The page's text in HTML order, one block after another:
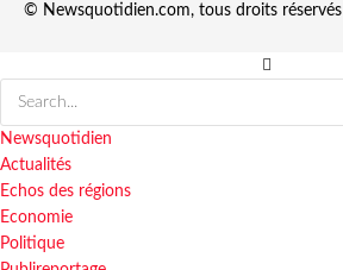
© Newsquotidien.com, tous droits réservés
Newsquotidien
Actualités
Echos des régions
Economie
Politique